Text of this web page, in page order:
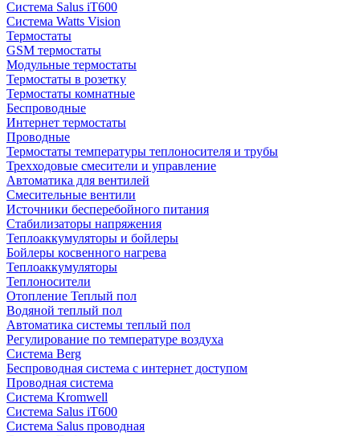
Система Salus iT600
Система Watts Vision
Термостаты
GSM термостаты
Модульные термостаты
Термостаты в розетку
Термостаты комнатные
Беспроводные
Интернет термостаты
Проводные
Термостаты температуры теплоносителя и трубы
Трехходовые смесители и управление
Автоматика для вентилей
Смесительные вентили
Источники бесперебойного питания
Стабилизаторы напряжения
Теплоаккумуляторы и бойлеры
Бойлеры косвенного нагрева
Теплоаккумуляторы
Теплоносители
Отопление Теплый пол
Водяной теплый пол
Автоматика системы теплый пол
Регулирование по температуре воздуха
Система Berg
Беспроводная система с интернет доступом
Проводная система
Система Kromwell
Система Salus iT600
Система Salus проводная